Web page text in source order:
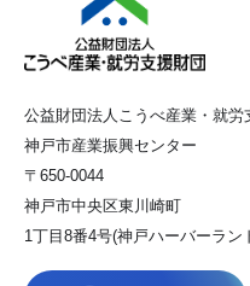
公益財団法人こうべ産業・就労
神戸市産業振興センター
〒650-0044
神戸市中央区東川崎町
1丁目8番4号(神戸ハーバーラン